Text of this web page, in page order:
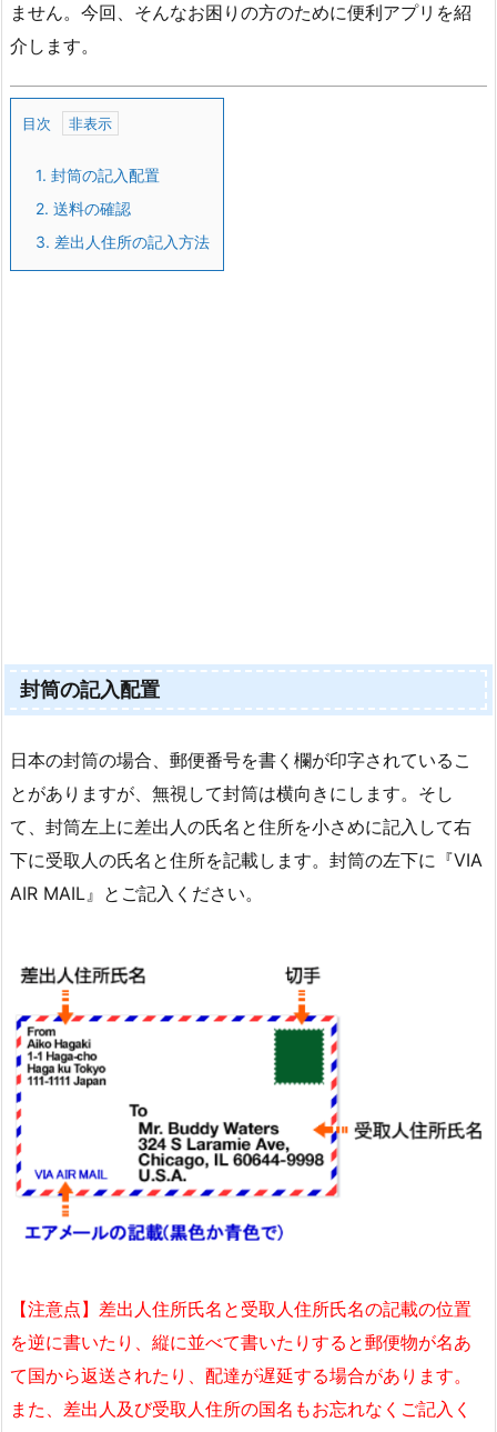
ません。今回、そんなお困りの方のために便利アプリを紹
介します。
目次
1. 封筒の記入配置
2. 送料の確認
3. 差出人住所の記入方法
封筒の記入配置
日本の封筒の場合、郵便番号を書く欄が印字されているこ
とがありますが、無視して封筒は横向きにします。そし
て、封筒左上に差出人の氏名と住所を小さめに記入して右
下に受取人の氏名と住所を記載します。封筒の左下に『VIA
AIR MAIL』とご記入ください。
【注意点】差出人住所氏名と受取人住所氏名の記載の位置
を逆に書いたり、縦に並べて書いたりすると郵便物が名あ
て国から返送されたり、配達が遅延する場合があります。
また、差出人及び受取人住所の国名もお忘れなくご記入く